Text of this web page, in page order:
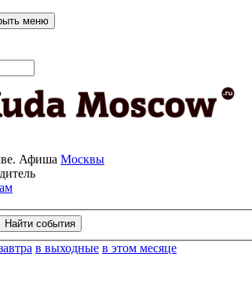
меню
Афиша Москвы
в выходные в этом месяце